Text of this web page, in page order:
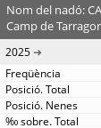
Nom del nadó:
Camp de
2025